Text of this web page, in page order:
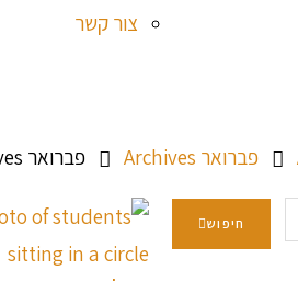
צור קשר
פברואר Archives פברואר 27th Archives
חיפוש